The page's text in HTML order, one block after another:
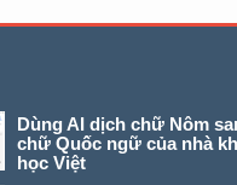
Dùng AI dịch chữ Nôm
chữ Quốc ngữ của nhà
học Việt